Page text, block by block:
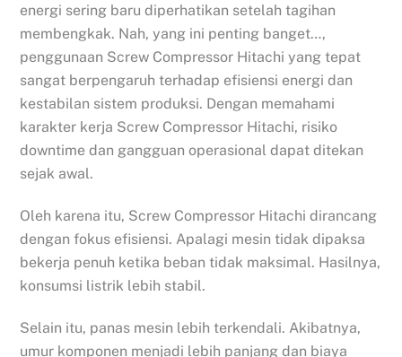
energi sering baru diperhatikan setelah tagihan
membengkak. Nah, yang ini penting banget…,
penggunaan Screw Compressor Hitachi yang tepat
sangat berpengaruh terhadap efisiensi energi dan
kestabilan sistem produksi. Dengan memahami
karakter kerja Screw Compressor Hitachi, risiko
downtime dan gangguan operasional dapat ditekan
sejak awal.
Oleh karena itu, Screw Compressor Hitachi dirancang
dengan fokus efisiensi. Apalagi mesin tidak dipaksa
bekerja penuh ketika beban tidak maksimal. Hasilnya,
konsumsi listrik lebih stabil.
Selain itu, panas mesin lebih terkendali. Akibatnya,
umur komponen menjadi lebih panjang dan biaya